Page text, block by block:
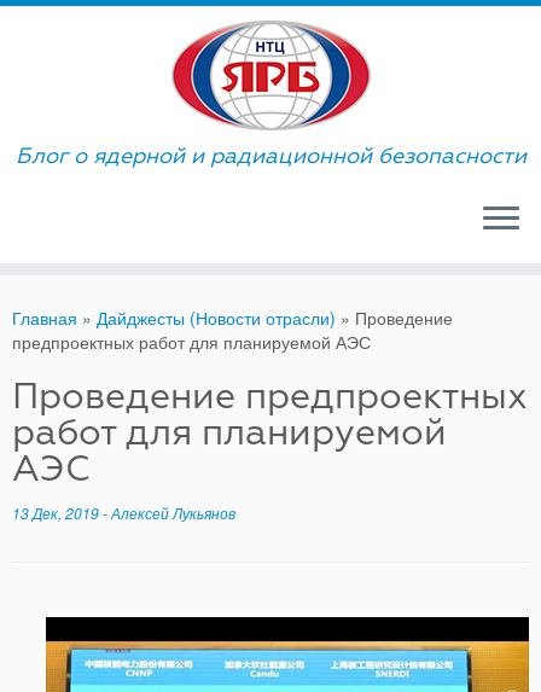
Skip
Блог о ядерной и радиационной безопасности
Главная » Дайджесты (Новости отрасли) » Проведение
предпроектных работ для планируемой АЭС
Проведение предпроектных
работ для планируемой
АЭС
13 Дек, 2019-Алексей Лукьянов